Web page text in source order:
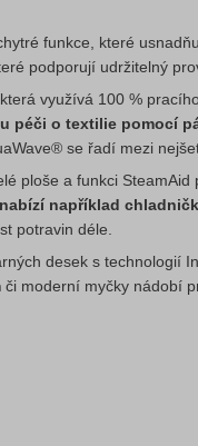
funkce, které
podporují udržitelný
využívá 100 %
péči o textilie pomocí
se řadí mezi
ploše a funkci SteamAid
například
potravin déle.
desek s technologií
či moderní myčky nádobí